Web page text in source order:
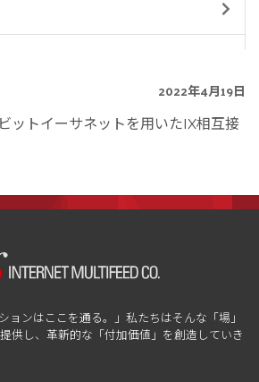
2022年4月19日
ットイーサネットを用いたIX相互接
ョンはここを通る。」私たちはそんな「場」
供し、革新的な「付加価値」を創造していき